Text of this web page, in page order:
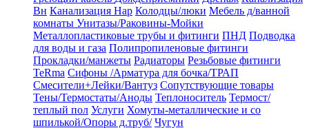
Вн Канализация Нар Колодцы/люки Мебель д/ванной
комнаты Унитазы/Раковины-Мойки
Металлопластиковые трубы и фитинги ПНД Подводка
для воды и газа Полипропиленовые фитинги
Прокладки/манжеты Радиаторы Резьбовые фитинги
TeRma Сифоны /Арматура для бочка/ТРАП
Смесители+Лейки/Вантуз Сопутствующие товары
Тены/Термостаты/Аноды Теплоноситель Термост/
теплый пол Услуги Хомуты-металлические и со
шпилькой/Опоры д.труб/ Чугун